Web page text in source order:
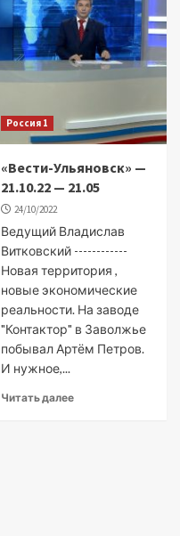
Россия 1
«Вести-Ульяновск» —
21.10.22 — 21.05
24/10/2022
Ведущий Владислав
Витковский ------------
Новая территория ,
новые экономические
реальности. На заводе
"Контактор" в Заволжье
побывал Артём Петров.
И нужное,...
Читать далее